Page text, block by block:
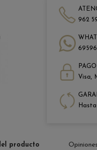
962
Visa,
Hasta
producto Opiniones